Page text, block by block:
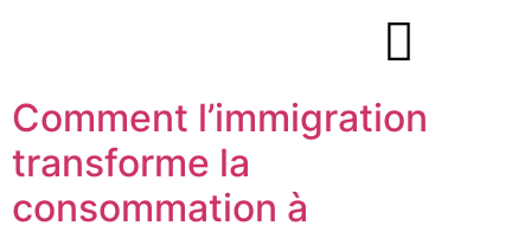
Comment l’immigration
transforme la
consommation à